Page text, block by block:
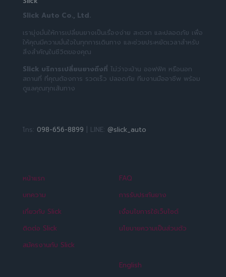
Slick Auto Co., Ltd.
เรามุ่งมั่นให้การเปลี่ยนยางเป็นเรื่องง่าย สะดวก และปลอดภัย เพื่อ
ให้คุณมีความมั่นใจในทุกการเดินทาง และช่วยประหยัดเวลาสำหรับ
สิ่งสำคัญในชีวิตของคุณ
Slick บริการเปลี่ยนยางถึงที่ ไม่ว่าจะบ้าน ออฟฟิศ หรือนอก
สถานที่ ที่คุณต้องการ รวดเร็ว ปลอดภัย ทีมงานมืออาชีพ พร้อม
ดูแลคุณทุกเส้นทาง
โทร: 098-656-8899 | LINE: @slick_auto
หน้าแรก
บทความ
เกี่ยวกับ Slick
ติดต่อ Slick
สมัครงานกับ Slick
FAQ
การรับประกันยาง
เงื่อนไขการใช้เว็บไซต์
นโยบายความเป็นส่วนตัว
English